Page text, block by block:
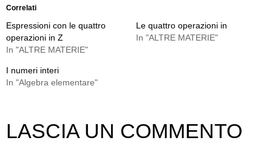
Correlati
Espressioni con le quattro
operazioni in Z
In "ALTRE MATERIE"
Le quattro operazioni in
In "ALTRE MATERIE"
I numeri interi
In "Algebra elementare"
LASCIA UN COMMENTO